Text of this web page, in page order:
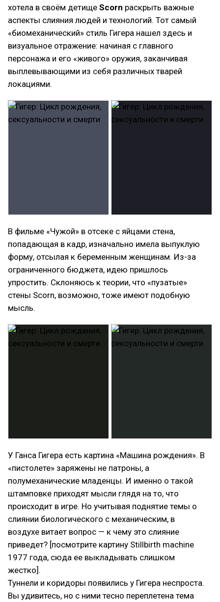
хотела в своём детище Scorn раскрыть важные
аспекты слияния людей и технологий. Тот самый
«биомеханический» стиль Гигера нашел здесь и
визуальное отражение: начиная с главного
персонажа и его «живого» оружия, заканчивая
выплевывающими из себя различных тварей
локациями.
В фильме «Чужой» в отсеке с яйцами стена,
попадающая в кадр, изначально имела выпуклую
форму, отсылая к беременным женщинам. Из-за
ограниченного бюджета, идею пришлось
упростить. Склоняюсь к теории, что «пузатые»
стены Scorn, возможно, тоже имеют подобную
мысль.
У Ганса Гигера есть картина «Машина рождения». В
«пистолете» заряжены не патроны, а
полумеханические младенцы. И именно о такой
штамповке приходят мысли глядя на то, что
происходит в игре. Но учитывая поднятие темы о
слиянии биологического с механическим, в
воздухе витает вопрос — к чему это слияние
приведет? [посмотрите картину Stillbirth machine
1977 года, сюда ее выкладывать слишком
жестко].
Туннели и коридоры появились у Гигера неспроста.
Вы удивитесь, но с ними тесно переплетена тема